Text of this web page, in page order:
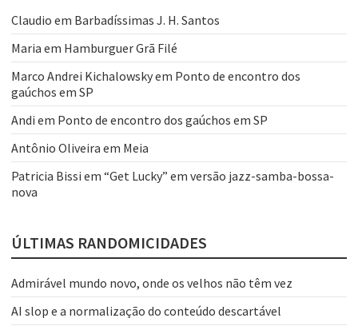
Claudio em Barbadíssimas J. H. Santos
Maria em Hamburguer Grã Filé
Marco Andrei Kichalowskyem Ponto de encontro dos
gaúchos em SP
Andi em Ponto de encontro dos gaúchos em SP
Antônio Oliveira em Meia
Patricia Bissi em “Get Lucky” em versão jazz-samba-bossa-
nova
ÚLTIMAS RANDOMICIDADES
Admirável mundo novo, onde os velhos não têm vez
AI slop e a normalização do conteúdo descartável